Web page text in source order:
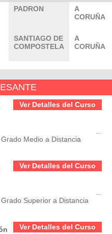
PADRON
A
CORUÑA
SANTIAGO DE
COMPOSTELA
A
CORUÑA
Ver Detalles del Curso
Medio a Distancia
Ver Detalles del Curso
Superior a Distancia
Ver Detalles del Curso